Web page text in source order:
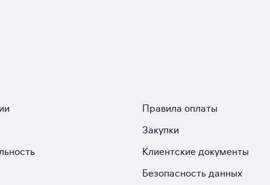
Правила оплаты
Закупки
Клиентские документы
Безопасность данных